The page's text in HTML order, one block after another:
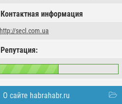
Контактная информация
http://secl.com.ua
Репутация:
О сайте habrahabr.ru